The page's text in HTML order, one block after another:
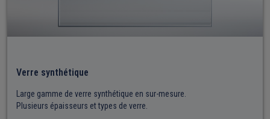
Verre synthétique
Large gamme de verre synthétique en sur-mesure.
Plusieurs épaisseurs et types de verre.